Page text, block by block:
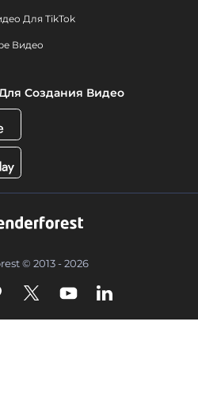
Для TikTok
Видео
Создания Видео
© 2013 - 2026